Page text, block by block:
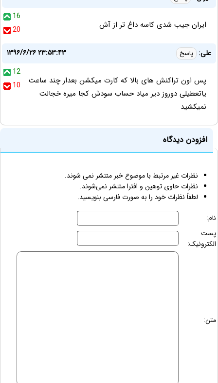
16
20
ایران جیب شدی کاسه داغ تر از آش
علی: پاسخ
۱۳۹۶/۶/۲۶ ۲۳:۵۳:۴۳
12
10
پس اون تراکنش های بالا که کارت میکشن بعدار چند ساعت
یاتعطیلی دوروز دیر میاد حساب سودش کجا میره خجالت
نمیکشید
افزودن دیدگاه
نظرات غیر مرتبط با موضوع خبر منتشر نمی شوند.
نظرات حاوی توهین و افترا منتشر نمی‌شوند.
لطفاً نظرات خود را به صورت فارسی بنویسید.
نام:
پست
الکترونیک:
متن: